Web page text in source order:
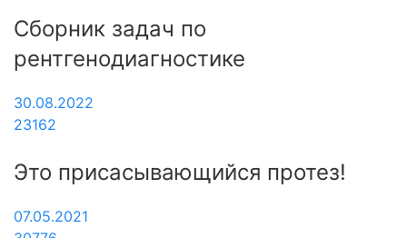
Сборник задач по
рентгенодиагностике
30.08.2022
23162
Это присасывающийся протез!
07.05.2021